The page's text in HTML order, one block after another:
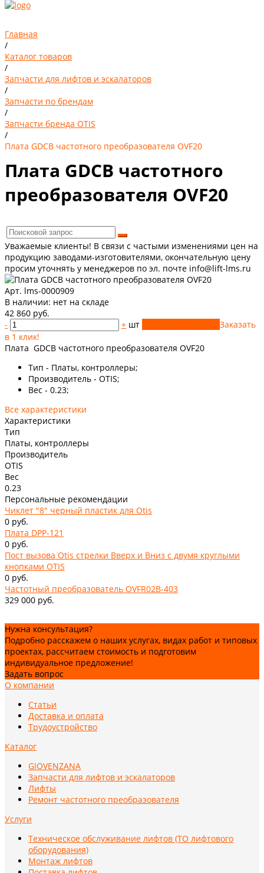
Главная
/
Каталог товаров
/
Запчасти для лифтов и эскалаторов
/
Запчасти по брендам
/
Запчасти бренда OTIS
/
Плата GDCB частотного преобразователя OVF20
Плата GDCB частотного
преобразователя OVF20
Уважаемые клиенты! В связи с частыми изменениями цен на
продукцию заводами-изготовителями, окончательную цену
просим уточнять у менеджеров по эл. почте info@lift-lms.ru
Арт. lms-0000909
В наличии: нет на складе
42 860 руб.
-
+ шт
Заказать
в 1 клик!
Плата GDCB частотного преобразователя OVF20
Тип - Платы, контроллеры;
Производитель - OTIS;
Вес - 0.23;
Все характеристики
Характеристики
Тип
Платы, контроллеры
Производитель
OTIS
Вес
0.23
Персональные рекомендации
Чиклет "8" черный пластик для Otis
0 руб.
Плата DPP-121
0 руб.
Пост вызова Otis стрелки Вверх и Вниз с двумя круглыми
кнопками OTIS
0 руб.
Частотный преобразователь OVFR02B-403
329 000 руб.
Нужна консультация?
Подробно расскажем о наших услугах, видах работ и типовых
проектах, рассчитаем стоимость и подготовим
индивидуальное предложение!
Задать вопрос
О компании
Статьи
Доставка и оплата
Трудоустройство
Каталог
GIOVENZANA
Запчасти для лифтов и эскалаторов
Лифты
Ремонт частотного преобразователя
Услуги
Техническое обслуживание лифтов (ТО лифтового
оборудования)
Монтаж лифтов